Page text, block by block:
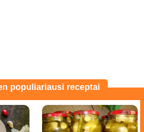
populiariausi receptai